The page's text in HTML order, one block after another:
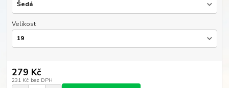
Velikost
279 Kč
231 Kč bez DPH